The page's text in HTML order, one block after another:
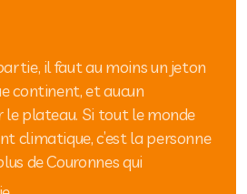
il faut au moins un jeton
continent, et aucun
le plateau. Si tout le monde
climatique, c’est la personne
de Couronnes qui